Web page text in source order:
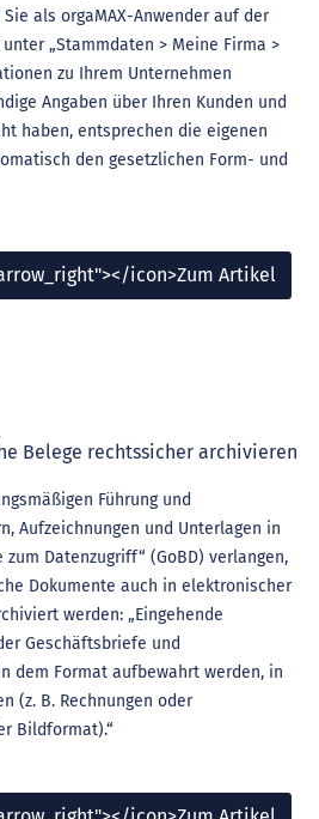
als orgaMAX-Anwender auf der
„Stammdaten > Meine Firma >
zu Ihrem Unternehmen
Angaben über Ihren Kunden und
haben, entsprechen die eigenen
den gesetzlichen Form- und
icon>Zum Artikel
Belege rechtssicher archivieren
Führung und
Aufzeichnungen und Unterlagen in
Datenzugriff“ (GoBD) verlangen,
Dokumente auch in elektronischer
werden: „Eingehende
Geschäftsbriefe und
dem Format aufbewahrt werden, in
(z. B. Rechnungen oder
Bildformat).“